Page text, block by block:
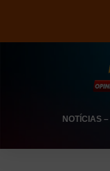
NOTÍCIAS–